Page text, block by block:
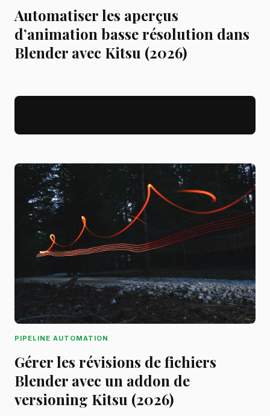
Automatiser les aperçus
d’animation basse résolution dans
Blender avec Kitsu (2026)
PIPELINE AUTOMATION
Gérer les révisions de fichiers
Blender avec un addon de
versioning Kitsu (2026)